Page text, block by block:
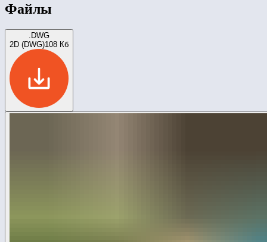
Файлы
.DWG
2D (DWG)108 Кб